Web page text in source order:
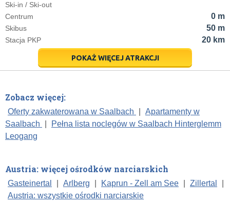
Ski-in / Ski-out
0 m
Centrum
50 m
Skibus
20 km
Stacja PKP
POKAŻ WIĘCEJ ATRAKCJI
Zobacz więcej:
Oferty zakwaterowana w Saalbach
Apartamenty w
Saalbach
Pełna lista noclegów w Saalbach Hinterglemm
Leogang
Austria: więcej ośrodków narciarskich
Gasteinertal Arlberg Kaprun - Zell am See Zillertal
Austria: wszystkie ośrodki narciarskie